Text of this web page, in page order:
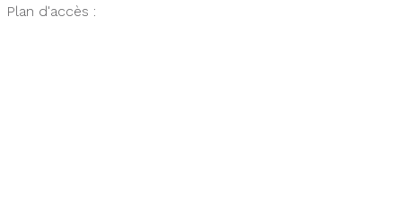
Plan d'accès :